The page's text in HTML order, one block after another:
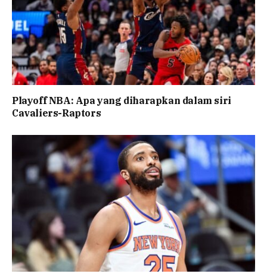
Playoff NBA: Apa yang diharapkan dalam siri
Cavaliers-Raptors